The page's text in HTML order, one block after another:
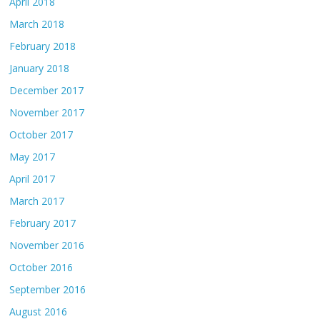
March 2018
February 2018
January 2018
December 2017
November 2017
October 2017
May 2017
April 2017
March 2017
February 2017
November 2016
October 2016
September 2016
August 2016